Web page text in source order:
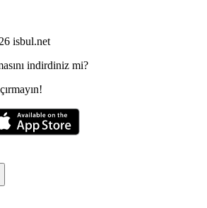
isbul.net
indirdiniz mi?